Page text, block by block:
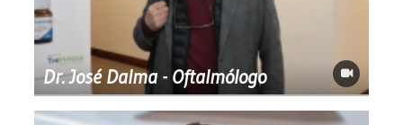
Dr. José Dalma - Oftalmólogo